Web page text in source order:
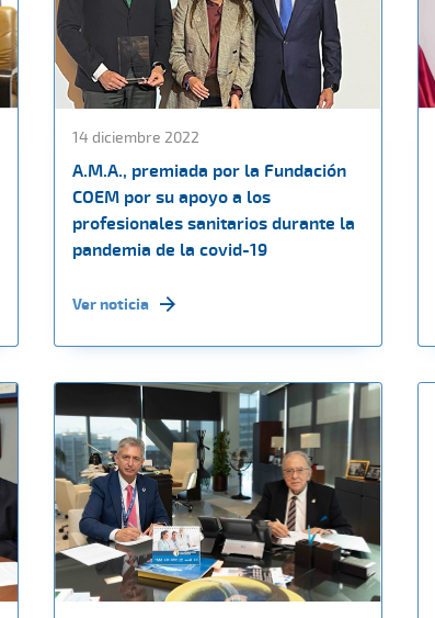
14 diciembre 2022
A.M.A., premiada por la Fundación
COEM por su apoyo a los
profesionales sanitarios durante la
pandemia de la covid-19
Ver noticia